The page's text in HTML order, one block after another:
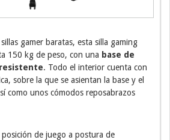
gamer baratas, esta silla gaming
150 kg de peso, con una base de
. Todo el interior cuenta con
sobre la que se asientan la base y el
como unos cómodos reposabrazos
de juego a postura de